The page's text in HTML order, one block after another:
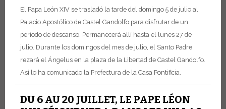
El Papa León XIV se trasladó la tarde del domingo 5 de julio al
Palacio Apostólico de Castel Gandolfo para disfrutar de un
período de descanso. Permanecerá allí hasta el lunes 27 de
julio. Durante los domingos del mes de julio, el Santo Padre
rezará el Ángelus en la plaza de la Libertad de Castel Gandolfo.
Así lo ha comunicado la Prefectura de la Casa Pontificia.
DU 6 AU 20 JUILLET, LE PAPE LÉON